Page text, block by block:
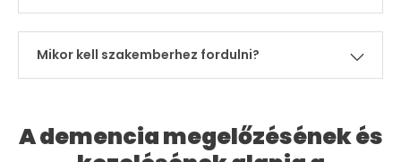
Mikor kell szakemberhez fordulni?
A demencia megelőzésének és